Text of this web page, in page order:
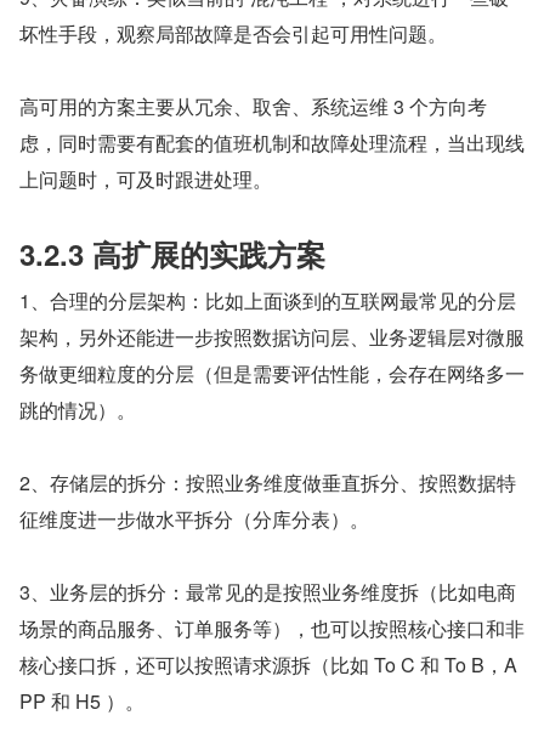
坏性手段，观察局部故障是否会引起可用性问题。
高可用的方案主要从冗余、取舍、系统运维 3 个方向考
虑，同时需要有配套的值班机制和故障处理流程，当出现线
上问题时，可及时跟进处理。
3.2.3 高扩展的实践方案
1、合理的分层架构：比如上面谈到的互联网最常见的分层
架构，另外还能进一步按照数据访问层、业务逻辑层对微服
务做更细粒度的分层（但是需要评估性能，会存在网络多一
跳的情况）。
2、存储层的拆分：按照业务维度做垂直拆分、按照数据特
征维度进一步做水平拆分（分库分表）。
3、业务层的拆分：最常见的是按照业务维度拆（比如电商
场景的商品服务、订单服务等），也可以按照核心接口和非
核心接口拆，还可以按照请求源拆（比如 To C 和 To B，A
PP 和 H5 ）。